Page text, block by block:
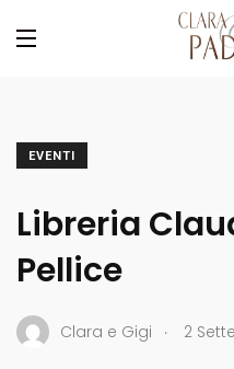
EVENTI
Libreria
Pellice
Clara e Gigi . 2